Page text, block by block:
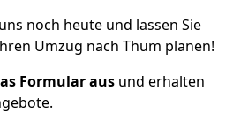
noch heute und lassen Sie
Umzug nach Thum planen!
Formular aus und erhalten